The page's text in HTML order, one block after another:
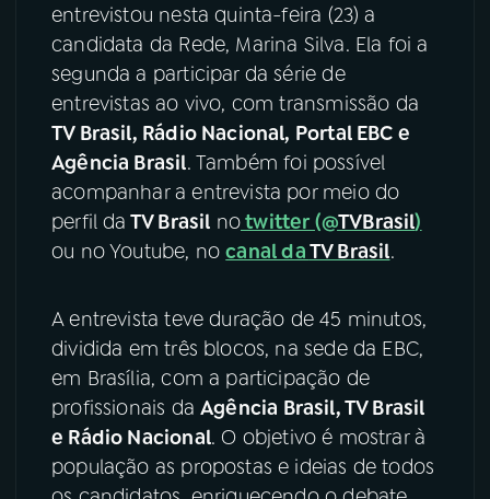
ÚLTIMAS
08FESTIVAL DE MÚSICA
ACOMPANHE A RÁDIO NACIONAL
YouTube Facebook
entrevistou nesta quinta-feira (23) a
candidata da Rede, Marina Silva. Ela foi a
segunda a participar da série de
entrevistas ao vivo, com transmissão da
TV Brasil, Rádio Nacional, Portal EBC e
Agência Brasil. Também foi possível
acompanhar a entrevista por meio do
perfil da TV Brasil notwitter (@TVBrasil)
ou no Youtube, nocanal daTV Brasil.
A entrevista teve duração de 45 minutos,
dividida em três blocos, na sede da EBC,
em Brasília, com a participação de
profissionais daAgência Brasil, TV Brasil
e Rádio Nacional. O objetivo é mostrar à
população as propostas e ideias de todos